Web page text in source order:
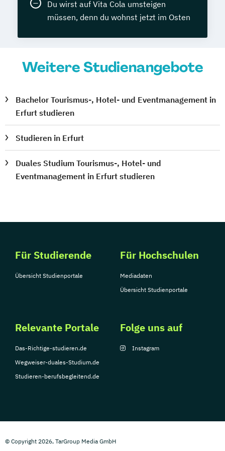
Du wirst auf Vita Cola umsteigen
müssen, denn du wohnst jetzt im Osten
Weitere Studienangebote
Bachelor Tourismus-, Hotel- und Eventmanagement in
Erfurt studieren
Studieren in Erfurt
Duales Studium Tourismus-, Hotel- und
Eventmanagement in Erfurt studieren
Für Studierende
Übersicht Studienportale
Für Hochschulen
Mediadaten
Übersicht Studienportale
Relevante Portale
Das-Richtige-studieren.de
Wegweiser-duales-Studium.de
Studieren-berufsbegleitend.de
Folge uns auf
Instagram
© Copyright 2026, TarGroup Media GmbH